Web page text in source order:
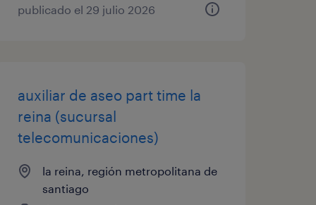
publicado el 29 julio 2026
auxiliar de aseo part time la
reina (sucursal
telecomunicaciones)
la reina, región metropolitana de
santiago